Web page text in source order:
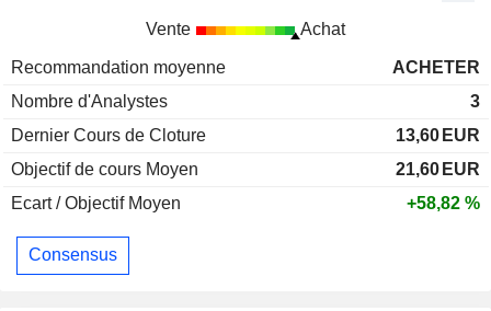
Vente Achat
Recommandation moyenne
ACHETER
Nombre d'Analystes
3
Dernier Cours de Cloture
13,60 EUR
Objectif de cours Moyen
21,60 EUR
Ecart / Objectif Moyen
+58,82 %
Consensus